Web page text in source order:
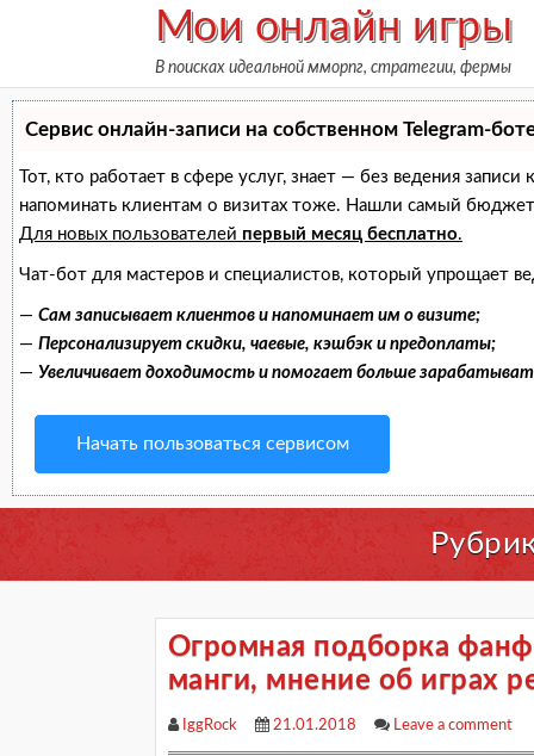
Мои онлайн игры
В поисках идеальной мморпг, стратегии, фермы
Сервис онлайн-записи на собственном Telegram-
Тот, кто работает в сфере услуг, знает — без ведения
напоминать клиентам о визитах тоже. Нашли самый
Для новых пользователей первый месяц бесплатно.
Чат-бот для мастеров и специалистов, который упрощает
— Сам записывает клиентов и напоминает им о визите;
— Персонализирует скидки, чаевые, кэшбэк и предоплаты;
— Увеличивает доходимость и помогает больше
Начать пользоваться сервисом
Огромная подборка
манги, мнение об играх
IggRock 21.01.2018 Leave a comment